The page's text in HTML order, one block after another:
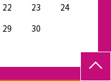
22 23
24
29 30